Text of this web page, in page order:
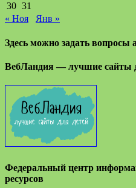
30 31
« Ноя
Янв »
Здесь можно задать вопросы
ВебЛандия — лучшие сайты
Федеральный центр
ресурсов